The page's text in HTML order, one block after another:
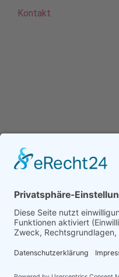
Kontakt
©2024 Dombrowski